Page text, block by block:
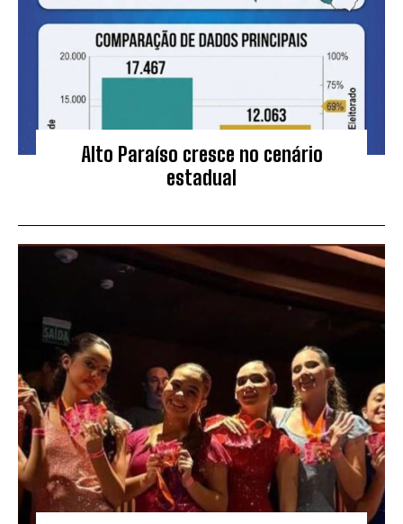
Alto Paraíso cresce no cenário
estadual